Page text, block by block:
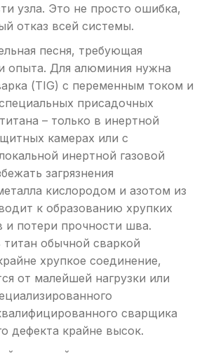
узла. Это не просто ошибка,
отказ всей системы.
песня, требующая
опыта. Для алюминия нужна
(TIG) с переменным током и
присадочных
– только в инертной
камерах или с
инертной газовой
загрязнения
кислородом и азотом из
к образованию хрупких
и потери прочности шва.
обычной сваркой
хрупкое соединение,
от малейшей нагрузки или
сварщика
дефекта крайне высок.